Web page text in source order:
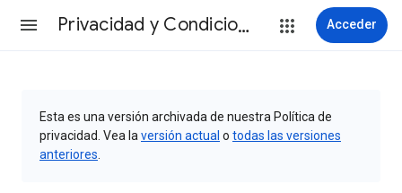
Privacidad y Condiciones Acceder
Esta es una versión archivada de nuestra Política de
privacidad. Vea la versión actual o todas las versiones
anteriores